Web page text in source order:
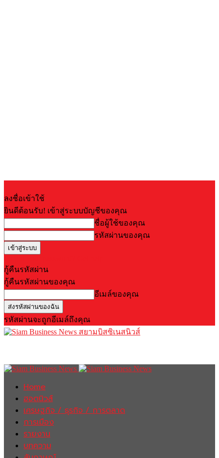
ลงชื่อเข้าใช้
ยินดีต้อนรับ! เข้าสู่ระบบบัญชีของคุณ
ชื่อผู้ใช้ของคุณ
รหัสผ่านของคุณ
กู้คืนรหัสผ่าน
กู้คืนรหัสผ่านของคุณ
อีเมล์ของคุณ
รหัสผ่านจะถูกอีเมล์ถึงคุณ
สยามบิสซิเนสนิวส์
Home
ฮอตนิวส์
เศรษฐกิจ / ธุรกิจ / การตลาด
การเมือง
รายงาน
บทความ